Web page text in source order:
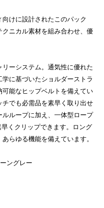
けに設計されたこのパック
ニカル素材を組み合わせ、優
ーシステム。通気性に優れた
に基づいたショルダーストラ
能なヒップベルトを備えてい
でも必需品を素早く取り出せ
ループに加え、一体型ロープ
くクリップできます。ロング
らゆる機能を備えています。
ングレー